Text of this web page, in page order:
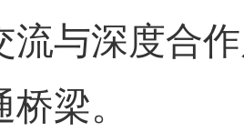
流与深度合
梁。